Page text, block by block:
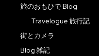
旅のおもひで Blog
Travelogue 旅行記
街とカメラ
Blog 雑記